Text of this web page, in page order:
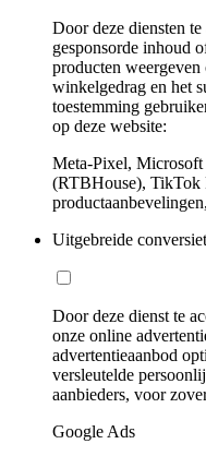
Door deze diensten
gesponsorde inhoud
producten
winkelgedrag en het
toestemming
op deze website:
Meta-Pixel,
(RTBHouse), TikTok
Uitgebreide
Door deze dienst te
onze online
advertentieaanbod
versleutelde
aanbieders, voor
Google Ads